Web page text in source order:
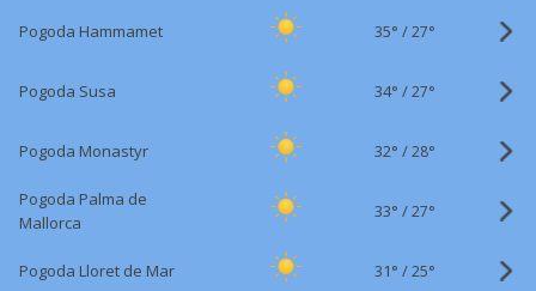
Pogoda Hammamet 35° /27°
Pogoda Susa 34° /27°
Pogoda Monastyr 32° /28°
Pogoda Palma de
Mallorca
33° /27°
Pogoda Lloret de Mar 31° /25°